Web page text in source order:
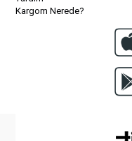
Kargom Nerede?